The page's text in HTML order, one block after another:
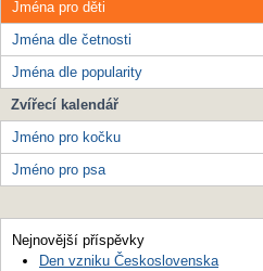
Jména pro děti
Jména dle četnosti
Jména dle popularity
Zvířecí kalendář
Jméno pro kočku
Jméno pro psa
Nejnovější příspěvky
Den vzniku Československa